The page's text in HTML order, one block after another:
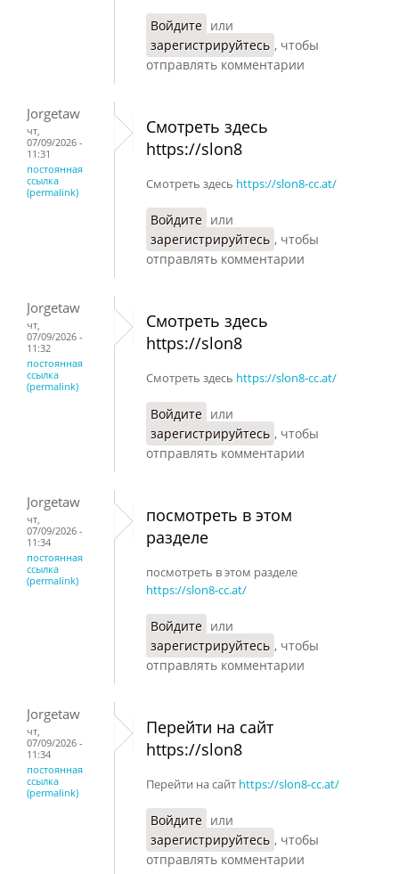
Войдите или
зарегистрируйтесь , чтобы
отправлять комментарии
Jorgetaw
чт,
07/09/2026 -
11:31
постоянная
ссылка
(permalink)
Смотреть здесь
https://slon8
Смотреть здесь https://slon8-cc.at/
Войдите или
зарегистрируйтесь , чтобы
отправлять комментарии
Jorgetaw
чт,
07/09/2026 -
11:32
постоянная
ссылка
(permalink)
Смотреть здесь
https://slon8
Смотреть здесь https://slon8-cc.at/
Войдите или
зарегистрируйтесь , чтобы
отправлять комментарии
Jorgetaw
чт,
07/09/2026 -
11:34
постоянная
ссылка
(permalink)
посмотреть в этом
разделе
посмотреть в этом разделе
https://slon8-cc.at/
Войдите или
зарегистрируйтесь , чтобы
отправлять комментарии
Jorgetaw
чт,
07/09/2026 -
11:34
постоянная
ссылка
(permalink)
Перейти на сайт
https://slon8
Перейти на сайт https://slon8-cc.at/
Войдите или
зарегистрируйтесь , чтобы
отправлять комментарии